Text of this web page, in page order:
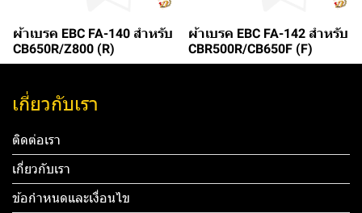
ผ้าเบรค EBC FA-140 สำหรับ
CB650R/Z800 (R)
ผ้าเบรค EBC FA-142 สำหรับ
CBR500R/CB650F (F)
เกี่ยวกับเรา
ติดต่อเรา
เกี่ยวกับเรา
ข้อกำหนดและเงื่อนไข